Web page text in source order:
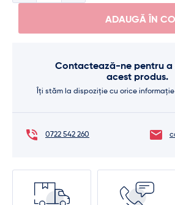
ADAUGĂ ÎN
Contactează-ne pentru a
acest produs.
Îți stăm la dispoziție cu orice
0722 542 260